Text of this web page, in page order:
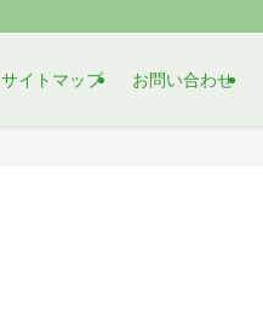
サイトマップ お問い合わせ